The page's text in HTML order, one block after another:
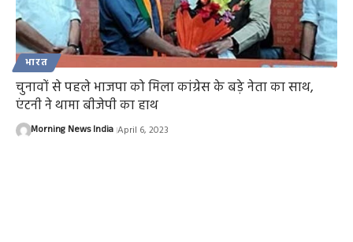
भारत
चुनावों से पहले भाजपा को मिला कांग्रेस के बड़े नेता का साथ,
एंटनी ने थामा बीजेपी का हाथ
Morning News India April 6, 2023